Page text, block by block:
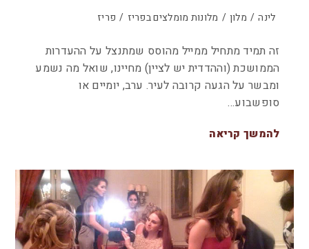
לינה / מלון / מלונות מומלצים בפריז / פריז
זה תמיד מתחיל ממייל מהוסס שמתנצל על ההעדרות
הממושכת (וההדדית יש לציין) מחיינו, שואל מה נשמע
ומבשר על הגעה קרובה לעיר. ערב, יומיים או
סופשבוע…
להמשך קריאה